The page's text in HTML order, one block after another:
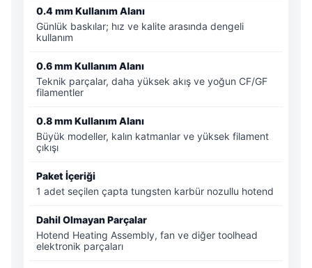
0.4 mm Kullanım Alanı
Günlük baskılar; hız ve kalite arasında dengeli
kullanım
0.6 mm Kullanım Alanı
Teknik parçalar, daha yüksek akış ve yoğun CF/GF
filamentler
0.8 mm Kullanım Alanı
Büyük modeller, kalın katmanlar ve yüksek filament
çıkışı
Paket İçeriği
1 adet seçilen çapta tungsten karbür nozullu hotend
Dahil Olmayan Parçalar
Hotend Heating Assembly, fan ve diğer toolhead
elektronik parçaları